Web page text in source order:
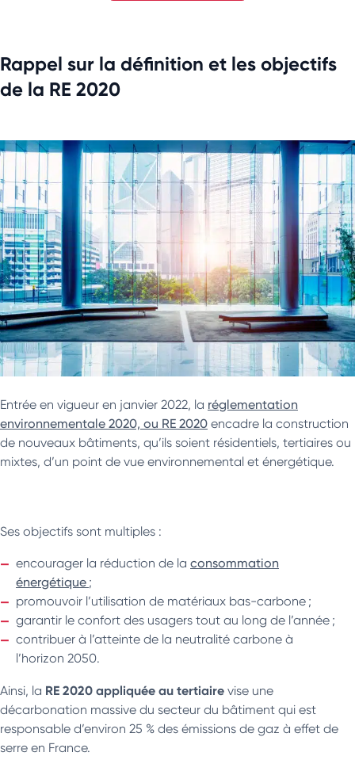
Rappel sur la définition et les objectifs
de la RE 2020
Entrée en vigueur en janvier 2022, la réglementation
environnementale 2020, ou RE 2020 encadre la construction
de nouveaux bâtiments, qu’ils soient résidentiels, tertiaires ou
mixtes, d’un point de vue environnemental et énergétique.
Ses objectifs sont multiples :
encourager la réduction de la consommation
énergétique ;
promouvoir l’utilisation de matériaux bas-carbone ;
garantir le confort des usagers tout au long de l’année ;
contribuer à l’atteinte de la neutralité carbone à
l’horizon 2050.
Ainsi, la RE 2020 appliquée au tertiaire vise une
décarbonation massive du secteur du bâtiment qui est
responsable d’environ 25 % des émissions de gaz à effet de
serre en France.